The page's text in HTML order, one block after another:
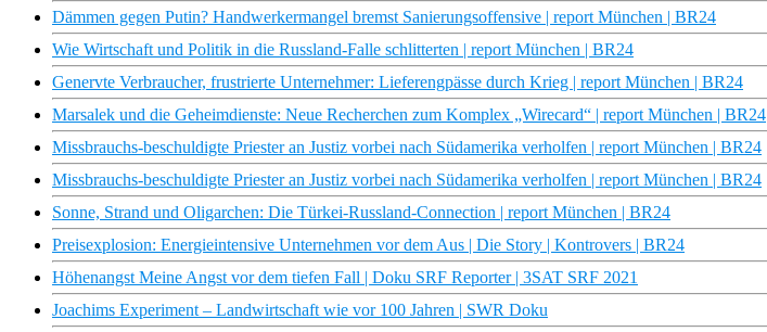
Dämmen gegen Putin? Handwerkermangel bremst Sanierungsoffensive | report München | BR24
Wie Wirtschaft und Politik in die Russland-Falle schlitterten | report München | BR24
Genervte Verbraucher, frustrierte Unternehmer: Lieferengpässe durch Krieg | report München | BR24
Marsalek und die Geheimdienste: Neue Recherchen zum Komplex „Wirecard“ | report München | BR24
Missbrauchs-beschuldigte Priester an Justiz vorbei nach Südamerika verholfen | report München | BR24
Missbrauchs-beschuldigte Priester an Justiz vorbei nach Südamerika verholfen | report München | BR24
Sonne, Strand und Oligarchen: Die Türkei-Russland-Connection | report München | BR24
Preisexplosion: Energieintensive Unternehmen vor dem Aus | Die Story | Kontrovers | BR24
Höhenangst Meine Angst vor dem tiefen Fall | Doku SRF Reporter | 3SAT SRF 2021
Joachims Experiment – Landwirtschaft wie vor 100 Jahren | SWR Doku